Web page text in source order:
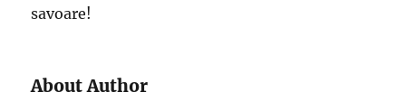
savoare!
About Author